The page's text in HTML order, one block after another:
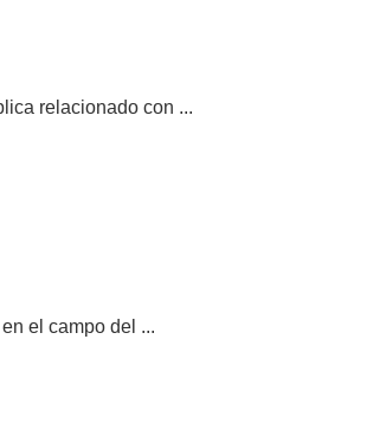
relacionado con ...
el campo del ...